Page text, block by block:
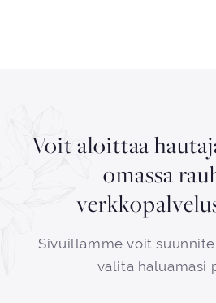
Voit aloittaa
omassa
Sivuillamme voit
valita haluamasi